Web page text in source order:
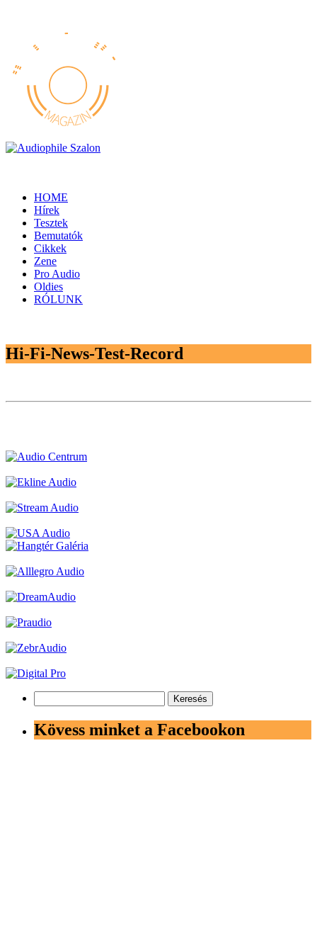
HOME
Hírek
Tesztek
Bemutatók
Cikkek
Zene
Pro Audio
Oldies
RÓLUNK
Hi-Fi-News-Test-Record
Kövess minket a Facebookon